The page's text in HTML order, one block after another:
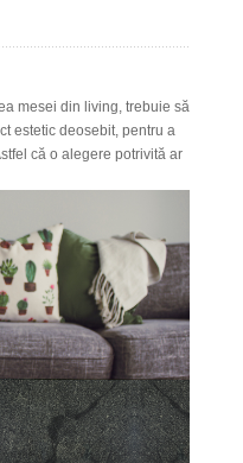
mesei din living, trebuie să
estetic deosebit, pentru a
că o alegere potrivită ar